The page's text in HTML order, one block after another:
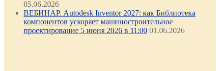
05.06.2026
ВЕБИНАР. Autodesk Inventor 2027: как Библиотека
компонентов ускоряет машиностроительное
проектирование 5 июня 2026 в 11:00 01.06.2026